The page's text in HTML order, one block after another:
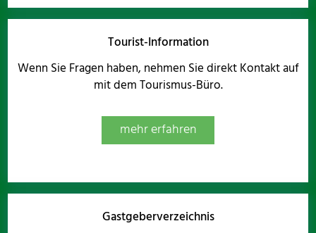
Tourist-Information
Wenn Sie Fragen haben, nehmen Sie direkt Kontakt auf
mit dem Tourismus-Büro.
mehr erfahren
Gastgeberverzeichnis